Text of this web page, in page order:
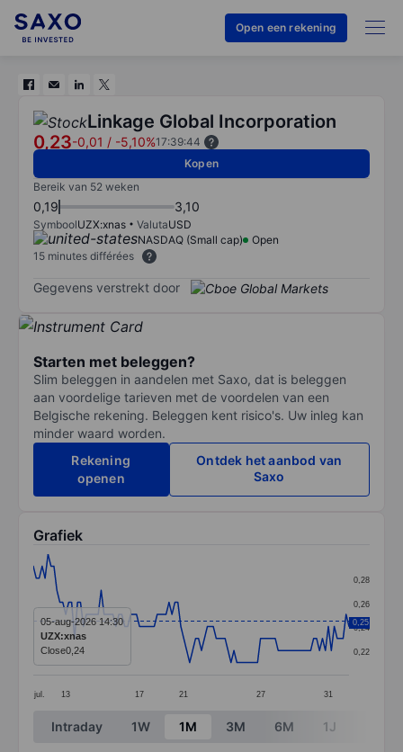
Open een rekening
Linkage Global Incorporation
0,23-0,01 / -5,10%17:39:44
Kopen
Bereik van 52 weken
0,19 3,10
SymboolUZX:xnas ValutaUSD
NASDAQ (Small cap)
Open
15 minutes différées
Gegevens verstrekt door
Starten met beleggen?
Slim beleggen in aandelen met Saxo, dat is beleggen
aan voordelige tarieven met de voordelen van een
Belgische rekening. Beleggen kent risico's. Uw inleg kan
minder waard worden.
Rekening
openen
Ontdek het aanbod van
Saxo
Grafiek
Chart
Line chart with 108 data points.
The chart has 1 X axis displaying categories.
The chart has 1 Y axis displaying values. Data
jul. 13 17 21 27 31
0,22
0,24
0,26
0,28
0,25
05-aug-2026 14:30
UZX:xnas
Close0,24
End of interactive chart.
Intraday 1W 1M 3M 6M 1J